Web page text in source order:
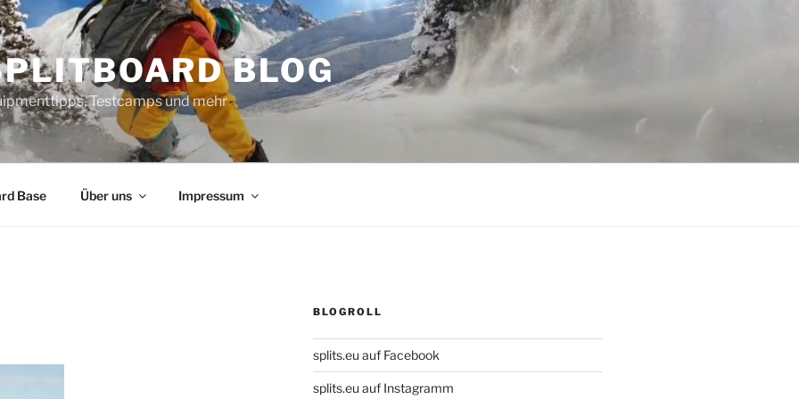
BLOG
Testcamps und mehr
Base Über uns Impressum
BLOGROLL
splits.eu auf Facebook
splits.eu auf Instagramm